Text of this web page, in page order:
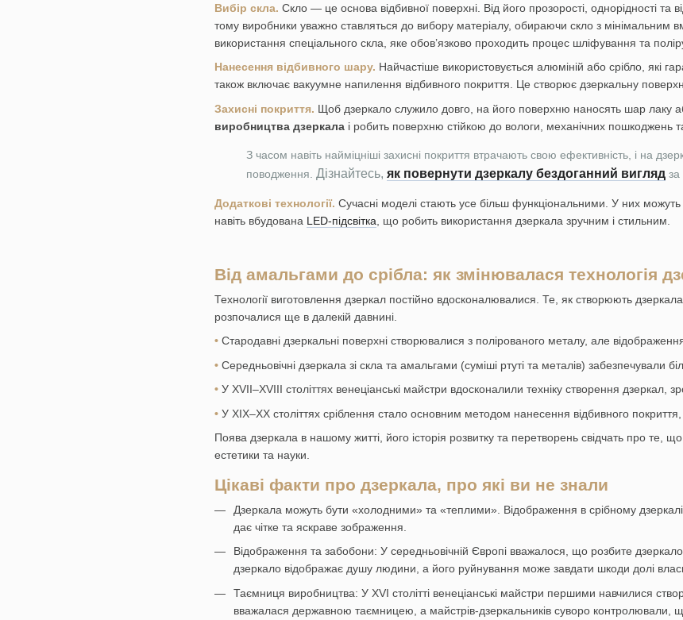
Вибір скла. Скло — це основа відбивної поверхні. Від його прозорості, однорідності та
тому виробники уважно ставляться до вибору матеріалу, обираючи скло з мінімальним
використання спеціального скла, яке обов’язково проходить процес шліфування та
Нанесення відбивного шару. Найчастіше використовується алюміній або срібло, які
також включає вакуумне напилення відбивного покриття. Це створює дзеркальну
Захисні покриття. Щоб дзеркало служило довго, на його поверхню наносять шар лаку
виробництва дзеркала і робить поверхню стійкою до вологи, механічних пошкоджень та
З часом навіть найміцніші захисні покриття втрачають свою ефективність, і на
поводження. Дізнайтесь, як повернути дзеркалу бездоганний вигляд за
Додаткові технології. Сучасні моделі стають усе більш функціональними. У них можуть
навіть вбудована LED-підсвітка , що робить використання дзеркала зручним і стильним.
Від амальгами до срібла: як змінювалася технологія
Технології виготовлення дзеркал постійно вдосконалювалися. Те, як створюють
розпочалися ще в далекій давнині.
• Стародавні дзеркальні поверхні створювалися з полірованого металу, але
• Середньовічні дзеркала зі скла та амальгами (суміші ртуті та металів) забезпечували
• У XVII–XVIII століттях венеціанські майстри вдосконалили техніку створення дзеркал,
• У XIX–XX століттях сріблення стало основним методом нанесення відбивного покриття,
Поява дзеркала в нашому житті, його історія розвитку та перетворень свідчать про те,
естетики та науки.
Цікаві факти про дзеркала, про які ви не знали
Дзеркала можуть бути «холодними» та «теплими». Відображення в срібному
дає чітке та яскраве зображення.
Відображення та забобони: У середньовічній Європі вважалося, що розбите
дзеркало відображає душу людини, а його руйнування може завдати шкоди долі
Таємниця виробництва: У XVI столітті венеціанські майстри першими навчилися
вважалася державною таємницею, а майстрів-дзеркальників суворо контролювали,